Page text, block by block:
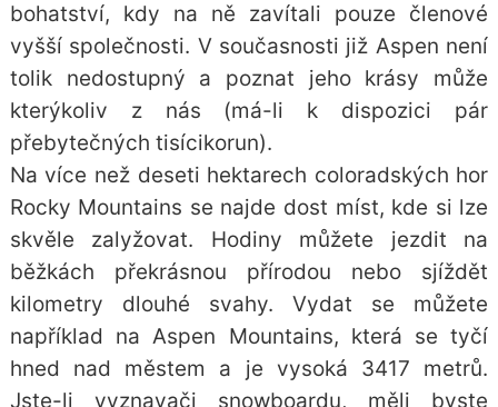
bohatství, kdy na ně zavítali pouze členové
vyšší společnosti. V současnosti již Aspen není
tolik nedostupný a poznat jeho krásy může
kterýkoliv z nás (má-li k dispozici pár
přebytečných tisícikorun).
Na více než deseti hektarech coloradských hor
Rocky Mountains se najde dost míst, kde si lze
skvěle zalyžovat. Hodiny můžete jezdit na
běžkách překrásnou přírodou nebo sjíždět
kilometry dlouhé svahy. Vydat se můžete
například na Aspen Mountains, která se tyčí
hned nad městem a je vysoká 3417 metrů.
Jste-li vyznavači snowboardu, měli byste